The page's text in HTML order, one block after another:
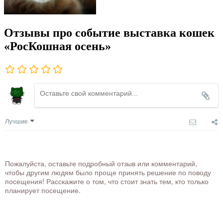
Отзывы про событие выставка кошек
«РосКошная осень»
Лучшие
Пожалуйста, оставьте подробный отзыв или комментарий,
чтобы другим людям было проще принять решение по поводу
посещения! Расскажите о том, что стоит знать тем, кто только
планирует посещение.